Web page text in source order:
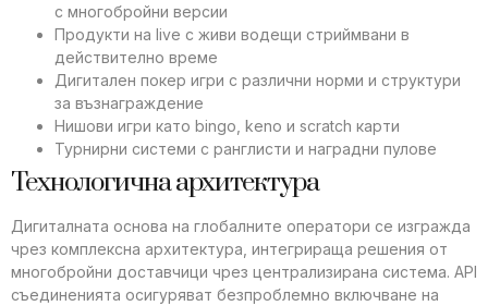
с многобройни версии
Продукти на live с живи водещи стриймвани в
действително време
Дигитален покер игри с различни норми и структури
за възнаграждение
Нишови игри като bingo, keno и scratch карти
Турнирни системи с ранглисти и наградни пулове
Технологична архитектура
Дигиталната основа на глобалните оператори се изгражда
чрез комплексна архитектура, интегрираща решения от
многобройни доставчици чрез централизирана система. API
съединенията осигуряват безпроблемно включване на